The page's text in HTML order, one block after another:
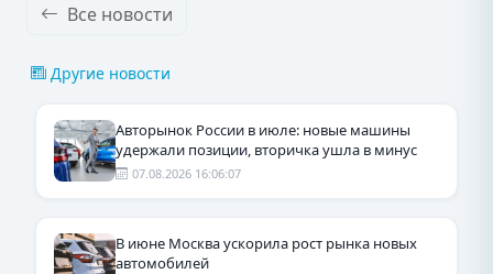
Все новости
Другие новости
Авторынок России в июле: новые машины
удержали позиции, вторичка ушла в минус
07.08.2026 16:06:07
В июне Москва ускорила рост рынка новых
автомобилей